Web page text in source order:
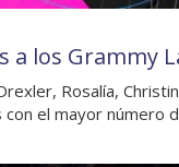
a los Grammy
Rosalía,
el mayor número